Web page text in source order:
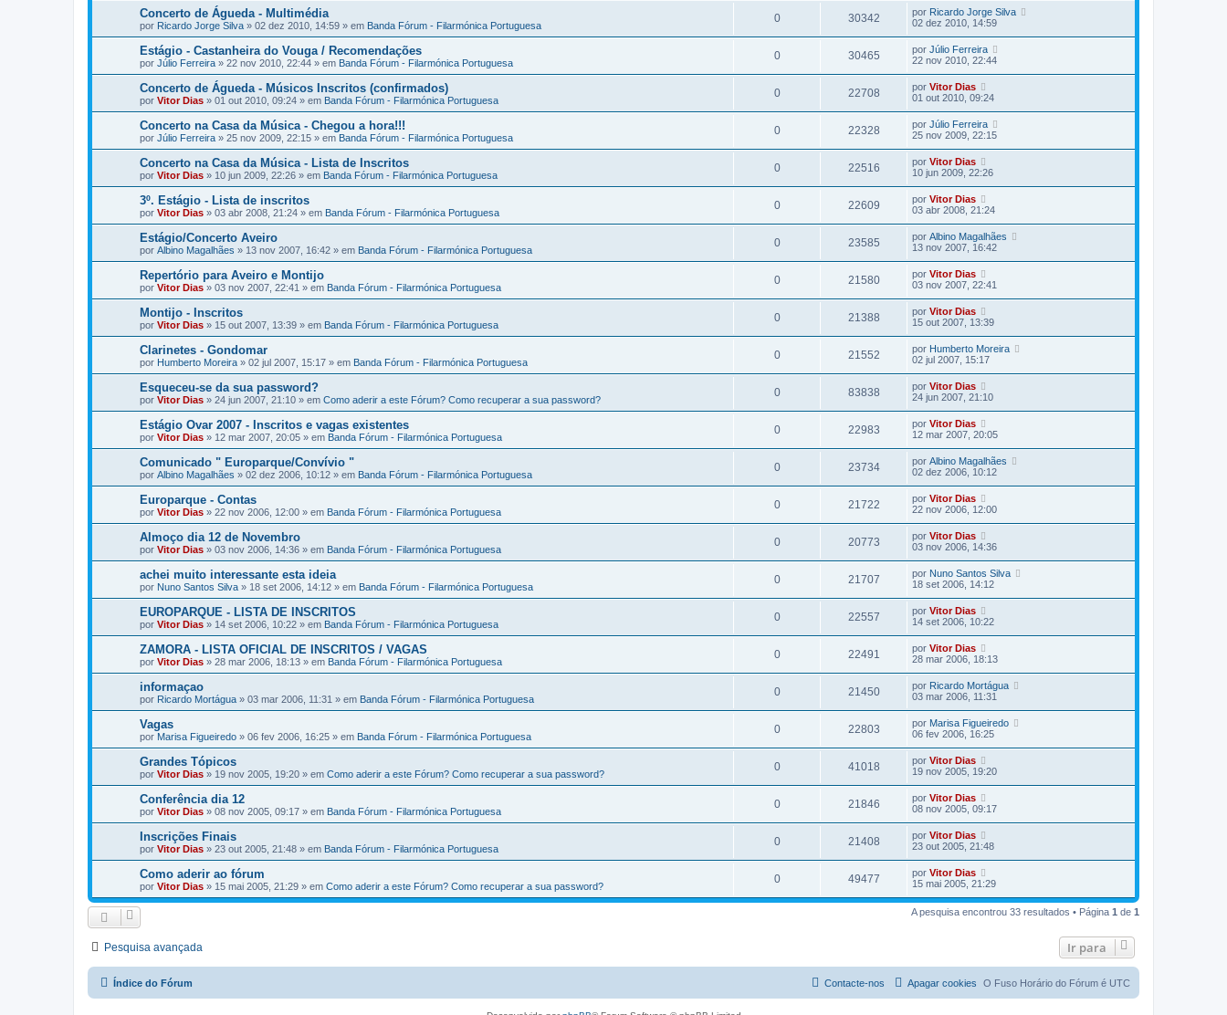
Concerto de Águeda - Multimédia
por Ricardo Jorge Silva » 02 dez 2010, 14:59 » em Banda Fórum - Filarmónica Portuguesa
0 30342 por Ricardo Jorge Silva
02 dez 2010, 14:59
Estágio - Castanheira do Vouga / Recomendações
por Júlio Ferreira » 22 nov 2010, 22:44 » em Banda Fórum - Filarmónica Portuguesa
0 30465 por Júlio Ferreira
22 nov 2010, 22:44
Concerto de Águeda - Músicos Inscritos (confirmados)
por Vitor Dias » 01 out 2010, 09:24 » em Banda Fórum - Filarmónica Portuguesa
0 22708 por Vitor Dias
01 out 2010, 09:24
Concerto na Casa da Música - Chegou a hora!!!
por Júlio Ferreira » 25 nov 2009, 22:15 » em Banda Fórum - Filarmónica Portuguesa
0 22328 por Júlio Ferreira
25 nov 2009, 22:15
Concerto na Casa da Música - Lista de Inscritos
por Vitor Dias » 10 jun 2009, 22:26 » em Banda Fórum - Filarmónica Portuguesa
0 22516 por Vitor Dias
10 jun 2009, 22:26
3º. Estágio - Lista de inscritos
por Vitor Dias » 03 abr 2008, 21:24 » em Banda Fórum - Filarmónica Portuguesa
0 22609 por Vitor Dias
03 abr 2008, 21:24
Estágio/Concerto Aveiro
por Albino Magalhães » 13 nov 2007, 16:42 » em Banda Fórum - Filarmónica Portuguesa
0 23585 por Albino Magalhães
13 nov 2007, 16:42
Repertório para Aveiro e Montijo
por Vitor Dias » 03 nov 2007, 22:41 » em Banda Fórum - Filarmónica Portuguesa
0 21580 por Vitor Dias
03 nov 2007, 22:41
Montijo - Inscritos
por Vitor Dias » 15 out 2007, 13:39 » em Banda Fórum - Filarmónica Portuguesa
0 21388 por Vitor Dias
15 out 2007, 13:39
Clarinetes - Gondomar
por Humberto Moreira » 02 jul 2007, 15:17 » em Banda Fórum - Filarmónica Portuguesa
0 21552 por Humberto Moreira
02 jul 2007, 15:17
Esqueceu-se da sua password?
por Vitor Dias » 24 jun 2007, 21:10 » em Como aderir a este Fórum? Como recuperar a sua password?
0 83838 por Vitor Dias
24 jun 2007, 21:10
Estágio Ovar 2007 - Inscritos e vagas existentes
por Vitor Dias » 12 mar 2007, 20:05 » em Banda Fórum - Filarmónica Portuguesa
0 22983 por Vitor Dias
12 mar 2007, 20:05
Comunicado " Europarque/Convívio "
por Albino Magalhães » 02 dez 2006, 10:12 » em Banda Fórum - Filarmónica Portuguesa
0 23734 por Albino Magalhães
02 dez 2006, 10:12
Europarque - Contas
por Vitor Dias » 22 nov 2006, 12:00 » em Banda Fórum - Filarmónica Portuguesa
0 21722 por Vitor Dias
22 nov 2006, 12:00
Almoço dia 12 de Novembro
por Vitor Dias » 03 nov 2006, 14:36 » em Banda Fórum - Filarmónica Portuguesa
0 20773 por Vitor Dias
03 nov 2006, 14:36
achei muito interessante esta ideia
por Nuno Santos Silva » 18 set 2006, 14:12 » em Banda Fórum - Filarmónica Portuguesa
0 21707 por Nuno Santos Silva
18 set 2006, 14:12
EUROPARQUE - LISTA DE INSCRITOS
por Vitor Dias » 14 set 2006, 10:22 » em Banda Fórum - Filarmónica Portuguesa
0 22557 por Vitor Dias
14 set 2006, 10:22
ZAMORA - LISTA OFICIAL DE INSCRITOS / VAGAS
por Vitor Dias » 28 mar 2006, 18:13 » em Banda Fórum - Filarmónica Portuguesa
0 22491 por Vitor Dias
28 mar 2006, 18:13
informaçao
por Ricardo Mortágua » 03 mar 2006, 11:31 » em Banda Fórum - Filarmónica Portuguesa
0 21450 por Ricardo Mortágua
03 mar 2006, 11:31
Vagas
por Marisa Figueiredo » 06 fev 2006, 16:25 » em Banda Fórum - Filarmónica Portuguesa
0 22803 por Marisa Figueiredo
06 fev 2006, 16:25
Grandes Tópicos
por Vitor Dias » 19 nov 2005, 19:20 » em Como aderir a este Fórum? Como recuperar a sua password?
0 41018 por Vitor Dias
19 nov 2005, 19:20
Conferência dia 12
por Vitor Dias » 08 nov 2005, 09:17 » em Banda Fórum - Filarmónica Portuguesa
0 21846 por Vitor Dias
08 nov 2005, 09:17
Inscrições Finais
por Vitor Dias » 23 out 2005, 21:48 » em Banda Fórum - Filarmónica Portuguesa
0 21408 por Vitor Dias
23 out 2005, 21:48
Como aderir ao fórum
por Vitor Dias » 15 mai 2005, 21:29 » em Como aderir a este Fórum? Como recuperar a sua password?
0 49477 por Vitor Dias
15 mai 2005, 21:29
A pesquisa encontrou 33 resultados • Página 1 de 1
Pesquisa avançada Ir para
Índice do Fórum O Fuso Horário do Fórum é UTC
Apagar cookies
Contacte-nos